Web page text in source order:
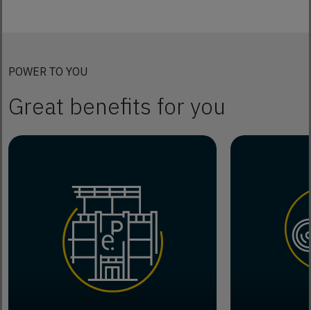
POWER TO YOU
Great benefits for you